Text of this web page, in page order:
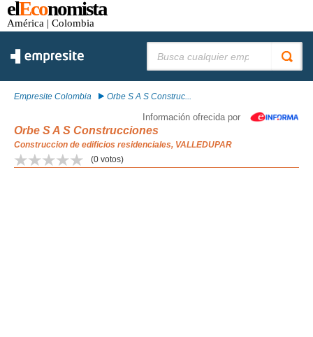
elEconomista
América | Colombia
Empresite Colombia Orbe S A S Construc...
Información ofrecida por
Orbe S A S Construcciones
Construccion de edificios residenciales, VALLEDUPAR
(0 votos)